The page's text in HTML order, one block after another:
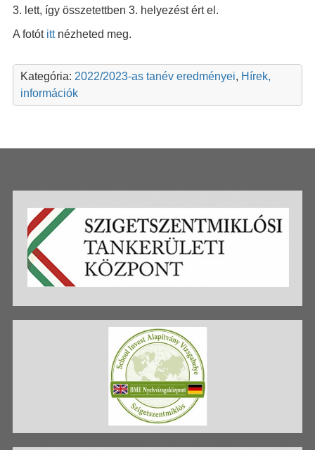
3. lett, így összetettben 3. helyezést ért el.
A fotót ittnézheted meg.
Kategória: 2022/2023-as tanév eredményei, Hírek,
információk